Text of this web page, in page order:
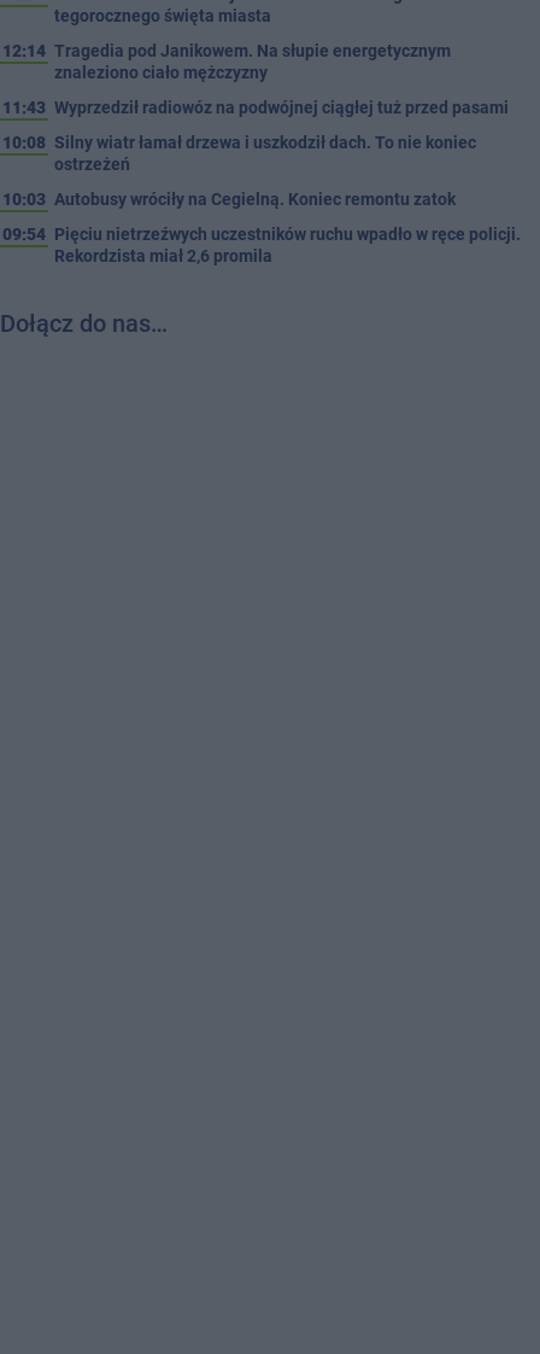
tegorocznego święta miasta
12:14 Tragedia pod Janikowem. Na słupie energetycznym
znaleziono ciało mężczyzny
11:43 Wyprzedził radiowóz na podwójnej ciągłej tuż przed pasami
10:08 Silny wiatr łamał drzewa i uszkodził dach. To nie koniec
ostrzeżeń
10:03 Autobusy wróciły na Cegielną. Koniec remontu zatok
09:54 Pięciu nietrzeźwych uczestników ruchu wpadło w ręce policji.
Rekordzista miał 2,6 promila
Dołącz do nas…